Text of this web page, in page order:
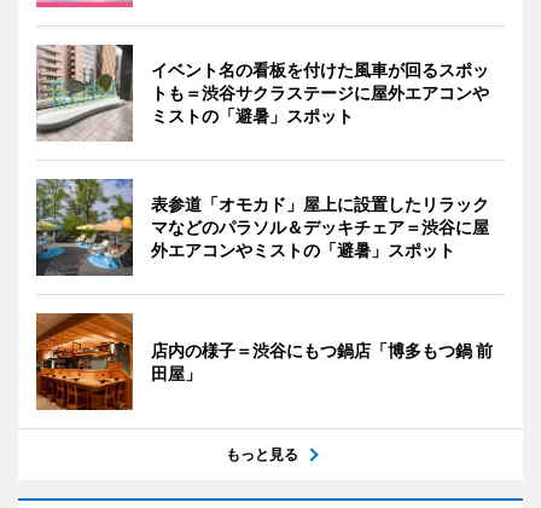
イベント名の看板を付けた風車が回るスポッ
トも＝渋谷サクラステージに屋外エアコンや
ミストの「避暑」スポット
表参道「オモカド」屋上に設置したリラック
マなどのパラソル＆デッキチェア＝渋谷に屋
外エアコンやミストの「避暑」スポット
店内の様子＝渋谷にもつ鍋店「博多もつ鍋 前
田屋」
もっと見る